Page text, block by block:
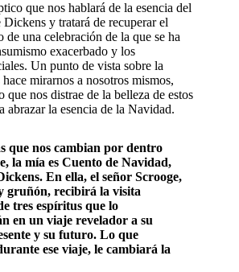
que nos hablará de la esencia del
y tratará de recuperar el
de una celebración de la que se ha
exacerbado y los
Un punto de vista sobre la
mirarnos a nosotros mismos,
que nos distrae de la belleza de estos
abrazar la esencia de la Navidad.
que nos cambian por dentro
la mía es Cuento de Navidad,
En ella, el señor Scrooge,
gruñón, recibirá la visita
tres espíritus que lo
en un viaje revelador a su
y su futuro. Lo que
ese viaje, le cambiará la